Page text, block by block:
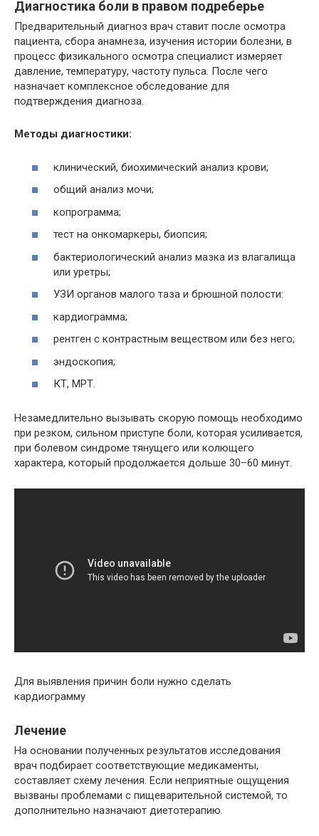
Диагностика боли в правом подреберье
Предварительный диагноз врач ставит после осмотра
пациента, сбора анамнеза, изучения истории болезни, в
процесс физикального осмотра специалист измеряет
давление, температуру, частоту пульса. После чего
назначает комплексное обследование для
подтверждения диагноза.
Методы диагностики:
клинический, биохимический анализ крови;
общий анализ мочи;
копрограмма;
тест на онкомаркеры, биопсия;
бактериологический анализ мазка из влагалища
или уретры;
УЗИ органов малого таза и брюшной полости:
кардиограмма;
рентген с контрастным веществом или без него;
эндоскопия;
КТ, МРТ.
Незамедлительно вызывать скорую помощь необходимо
при резком, сильном приступе боли, которая усиливается,
при болевом синдроме тянущего или колющего
характера, который продолжается дольше 30–60 минут.
Для выявления причин боли нужно сделать
кардиограмму
Лечение
На основании полученных результатов исследования
врач подбирает соответствующие медикаменты,
составляет схему лечения. Если неприятные ощущения
вызваны проблемами с пищеварительной системой, то
дополнительно назначают диетотерапию.